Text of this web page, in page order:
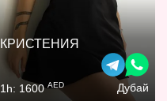
КРИСТЕНИЯ
1h: 1600AED Дубай